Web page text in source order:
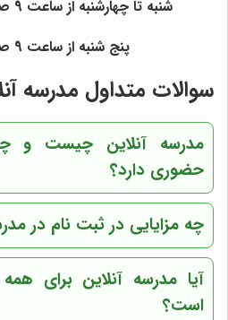
شنبه تا چهارشنبه از ساعت 9 صبح تا 4:30 بعدازظهر
پنج شنبه از ساعت 9 صبح تا 12 ظهر
سوالات متداول مدرسه
مدرسه آنلاین چیست و
حضوری دارد؟
چه مزایایی در ثبت نام در
آیا مدرسه آنلاین برای
است؟